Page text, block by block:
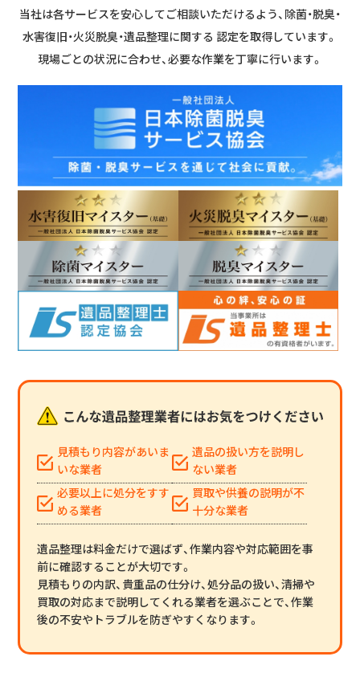
当社は各サービスを安心してご相談いただけるよう、除菌・脱臭・
水害復旧・火災脱臭・遺品整理に関する 認定を取得しています。
現場ごとの状況に合わせ、必要な作業を丁寧に行います。
見積もり内容があいま
いな業者
遺品の扱い方を説明し
ない業者
必要以上に処分をすす
める業者
買取や供養の説明が不
十分な業者
遺品整理は料金だけで選ばず、作業内容や対応範囲を事
前に確認することが大切です。
見積もりの内訳、貴重品の仕分け、処分品の扱い、清掃や
買取の対応まで説明してくれる業者を選ぶことで、作業
後の不安やトラブルを防ぎやすくなります。